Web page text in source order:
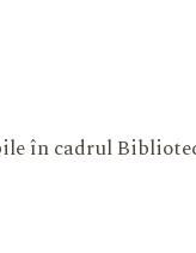
în cadrul